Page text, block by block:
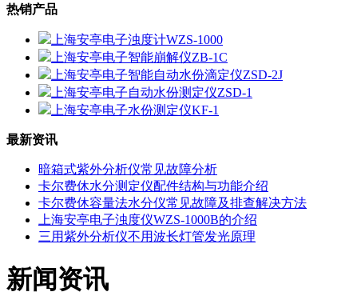
热销产品
上海安亭电子浊度计WZS-1000
上海安亭电子智能崩解仪ZB-1C
上海安亭电子智能自动水份滴定仪ZSD-2J
上海安亭电子自动水份测定仪ZSD-1
上海安亭电子水份测定仪KF-1
最新资讯
暗箱式紫外分析仪常见故障分析
卡尔费休水分测定仪配件结构与功能介绍
卡尔费休容量法水分仪常见故障及排查解决方法
上海安亭电子浊度仪WZS-1000B的介绍
三用紫外分析仪不用波长灯管发光原理
新闻资讯